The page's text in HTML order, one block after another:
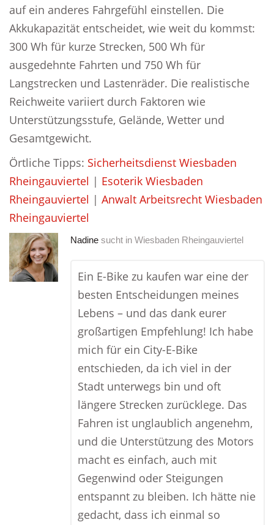
auf ein anderes Fahrgefühl einstellen. Die
Akkukapazität entscheidet, wie weit du kommst:
300 Wh für kurze Strecken, 500 Wh für
ausgedehnte Fahrten und 750 Wh für
Langstrecken und Lastenräder. Die realistische
Reichweite variiert durch Faktoren wie
Unterstützungsstufe, Gelände, Wetter und
Gesamtgewicht.
Örtliche Tipps: Sicherheitsdienst Wiesbaden
Rheingauviertel | Esoterik Wiesbaden
Rheingauviertel | Anwalt Arbeitsrecht Wiesbaden
Rheingauviertel
Nadine sucht in Wiesbaden Rheingauviertel
Ein E-Bike zu kaufen war eine der
besten Entscheidungen meines
Lebens – und das dank eurer
großartigen Empfehlung! Ich habe
mich für ein City-E-Bike
entschieden, da ich viel in der
Stadt unterwegs bin und oft
längere Strecken zurücklege. Das
Fahren ist unglaublich angenehm,
und die Unterstützung des Motors
macht es einfach, auch mit
Gegenwind oder Steigungen
entspannt zu bleiben. Ich hätte nie
gedacht, dass ich einmal so